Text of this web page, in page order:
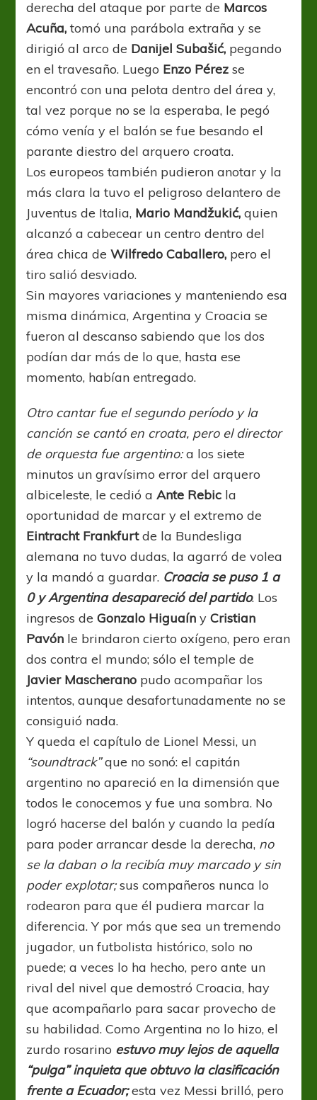
derecha del ataque por parte de Marcos
Acuña, tomó una parábola extraña y se
dirigió al arco de Danijel Subašić, pegando
en el travesaño. Luego Enzo Pérez se
encontró con una pelota dentro del área y,
tal vez porque no se la esperaba, le pegó
cómo venía y el balón se fue besando el
parante diestro del arquero croata.
Los europeos también pudieron anotar y la
más clara la tuvo el peligroso delantero de
Juventus de Italia, Mario Mandžukić, quien
alcanzó a cabecear un centro dentro del
área chica deWilfredo Caballero, pero el
tiro salió desviado.
Sin mayores variaciones y manteniendo esa
misma dinámica, Argentina y Croacia se
fueron al descanso sabiendo que los dos
podían dar más de lo que, hasta ese
momento, habían entregado.
Otro cantar fue el segundo período y la
canción se cantó en croata, pero el director
de orquesta fue argentino:a los siete
minutos un gravísimo error del arquero
albiceleste, le cedió aAnte Rebic la
oportunidad de marcar y el extremo de
Eintracht Frankfurtde la Bundesliga
alemana no tuvo dudas, la agarró de volea
y la mandó a guardar. Croacia se puso 1 a
0 y Argentina desapareció del partido. Los
ingresos deGonzalo Higuaín yCristian
Pavón le brindaron cierto oxígeno, pero eran
dos contra el mundo; sólo el temple de
Javier Mascherano pudo acompañar los
intentos, aunque desafortunadamente no se
consiguió nada.
Y queda el capítulo de Lionel Messi, un
“soundtrack”que no sonó: el capitán
argentino no apareció en la dimensión que
todos le conocemos y fue una sombra. No
logró hacerse del balón y cuando la pedía
para poder arrancar desde la derecha, no
se la daban o la recibía muy marcado y sin
poder explotar;sus compañeros nunca lo
rodearon para que él pudiera marcar la
diferencia. Y por más que sea un tremendo
jugador, un futbolista histórico, solo no
puede; a veces lo ha hecho, pero ante un
rival del nivel que demostró Croacia, hay
que acompañarlo para sacar provecho de
su habilidad. Como Argentina no lo hizo, el
zurdo rosarino estuvo muy lejos de aquella
“pulga” inquieta que obtuvo la clasificación
frente a Ecuador; esta vez Messi brilló, pero